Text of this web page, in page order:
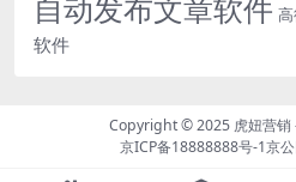
自动发布文章软件
软件
Copyright © 2025 虎妞营销
京ICP备18888888号-1京